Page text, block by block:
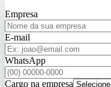
Empresa
E-mail
WhatsApp
Cargo na empresa